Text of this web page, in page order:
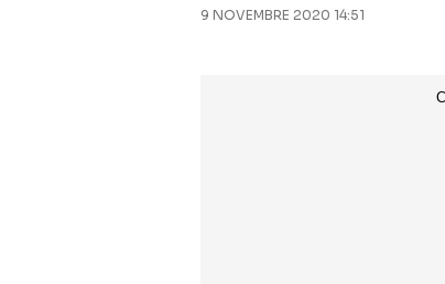
9 NOVEMBRE 2020 14:51